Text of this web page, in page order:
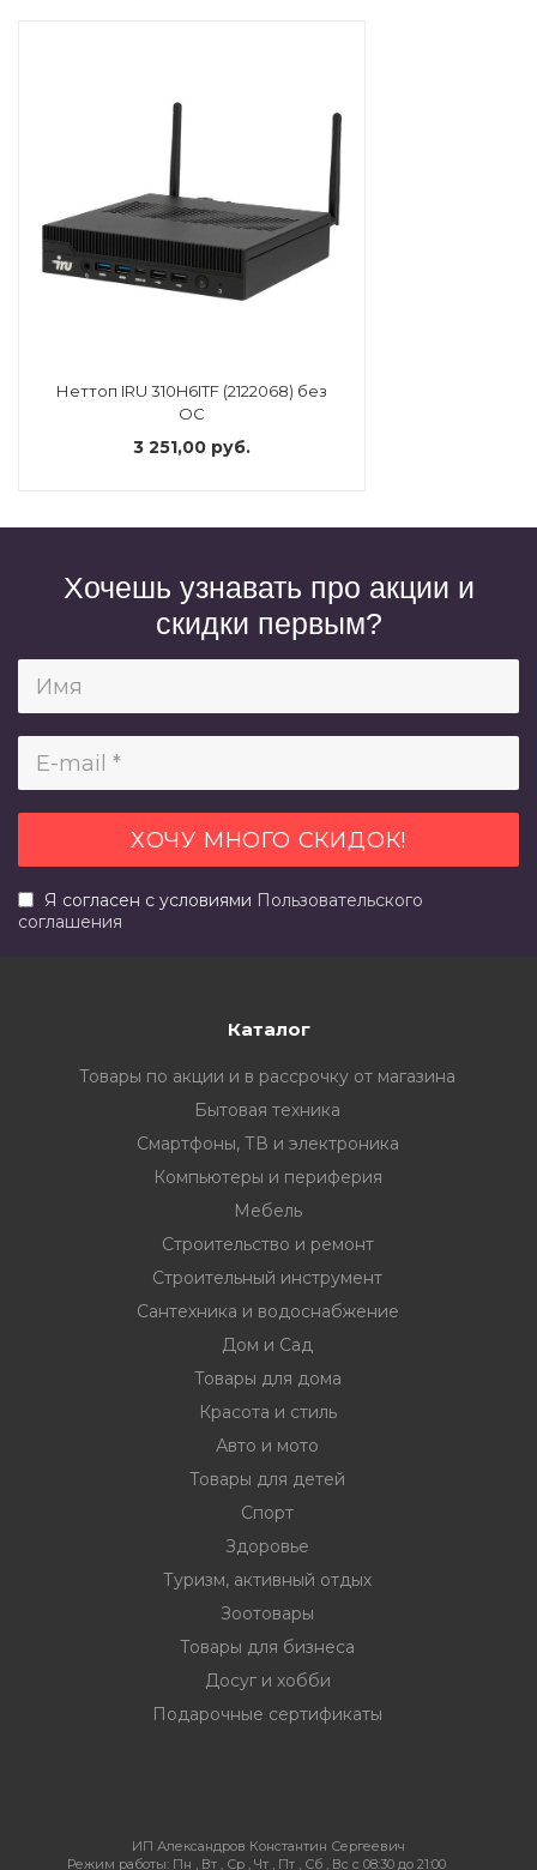
Неттоп IRU 310H6ITF (2122068) без
ОС
3 251,00 руб.
Хочешь узнавать про акции и
скидки первым?
Я согласен с условиями Пользовательского
соглашения
Каталог
Товары по акции и в рассрочку от магазина
Бытовая техника
Смартфоны, ТВ и электроника
Компьютеры и периферия
Мебель
Строительство и ремонт
Строительный инструмент
Сантехника и водоснабжение
Дом и Сад
Товары для дома
Красота и стиль
Авто и мото
Товары для детей
Спорт
Здоровье
Туризм, активный отдых
Зоотовары
Товары для бизнеса
Досуг и хобби
Подарочные сертификаты
ИП Александров Константин Сергеевич
Режим работы: Пн , Вт , Ср , Чт , Пт , Сб , Вс c 08:30 до 21:00